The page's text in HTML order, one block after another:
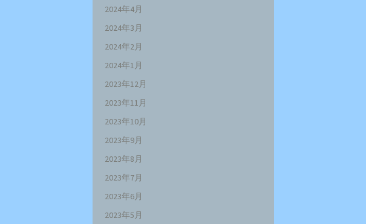
2024年4月
2024年3月
2024年2月
2024年1月
2023年12月
2023年11月
2023年10月
2023年9月
2023年8月
2023年7月
2023年6月
2023年5月